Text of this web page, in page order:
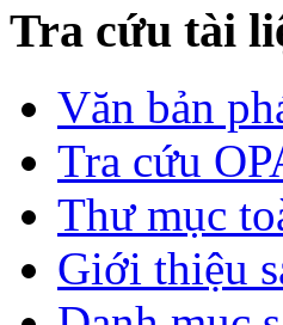
Tra cứu tài
Văn bản
Tra cứu
Thư mục
Giới thiệu